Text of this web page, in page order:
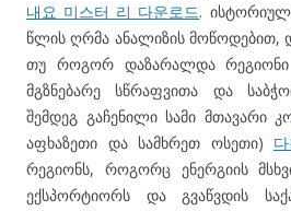
내요 미스터 리 다운로드.
წლის ღრმა ანალიზის მოწოდებით,
თუ როგორ დაზარალდა რეგიონი
მგზნებარე სწრაფვითა და
შემდეგ გაჩენილი სამი მთავარი
აფხაზეთი და სამხრეთ ოსეთი)
რეგიონს, როგორც ენერგიის
ექსპორტიორს და გვაწვდის